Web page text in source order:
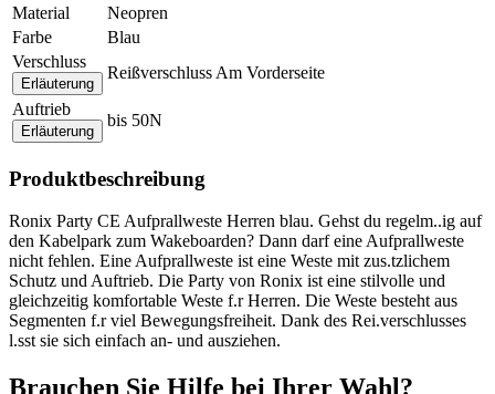
Material
Neopren
Farbe
Blau
Verschluss
Erläuterung
Reißverschluss Am Vorderseite
Auftrieb
Erläuterung
bis 50N
Produktbeschreibung
Ronix Party CE Aufprallweste Herren blau. Gehst du regelm..ig auf
den Kabelpark zum Wakeboarden? Dann darf eine Aufprallweste
nicht fehlen. Eine Aufprallweste ist eine Weste mit zus.tzlichem
Schutz und Auftrieb. Die Party von Ronix ist eine stilvolle und
gleichzeitig komfortable Weste f.r Herren. Die Weste besteht aus
Segmenten f.r viel Bewegungsfreiheit. Dank des Rei.verschlusses
l.sst sie sich einfach an- und ausziehen.
Brauchen Sie Hilfe bei Ihrer Wahl?